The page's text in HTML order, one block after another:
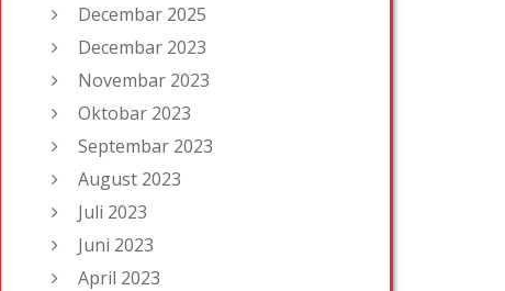
Decembar 2025
Decembar 2023
Novembar 2023
Oktobar 2023
Septembar 2023
August 2023
Juli 2023
Juni 2023
April 2023